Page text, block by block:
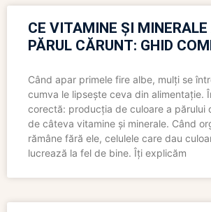
CE VITAMINE ȘI
PĂRUL CĂRUNT: GHID
Când apar primele fire albe, mulți se
cumva le lipsește ceva din alimentație.
corectă: producția de culoare a părului
de câteva vitamine și minerale. Când
rămâne fără ele, celulele care dau
lucrează la fel de bine. Îți explicăm